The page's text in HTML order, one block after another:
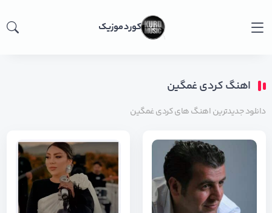
کورد موزیک
اهنگ کردی غمگین
دانلود جدیدترین اهنگ های کردی غمگین